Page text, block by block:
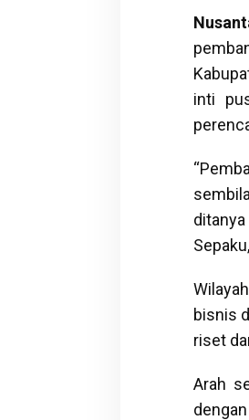
inti
bisnis
riset
Arah